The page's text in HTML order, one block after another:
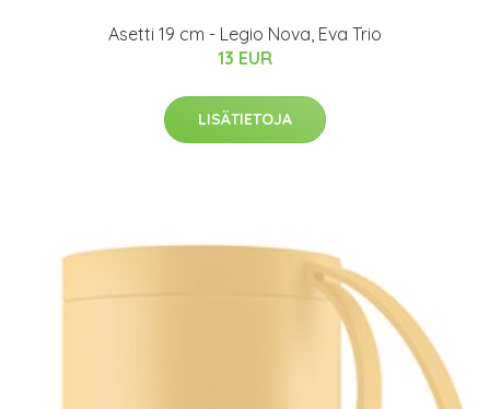
Asetti 19 cm - Legio Nova, Eva Trio
13 EUR
LISÄTIETOJA